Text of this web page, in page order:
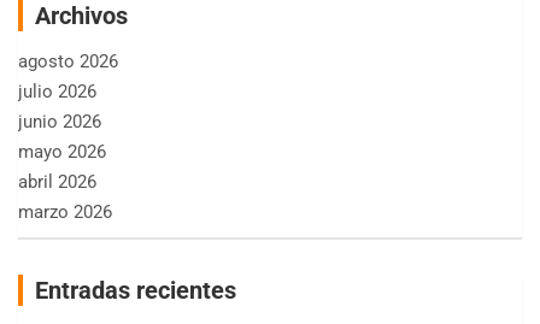
Archivos
agosto 2026
julio 2026
junio 2026
mayo 2026
abril 2026
marzo 2026
Entradas recientes